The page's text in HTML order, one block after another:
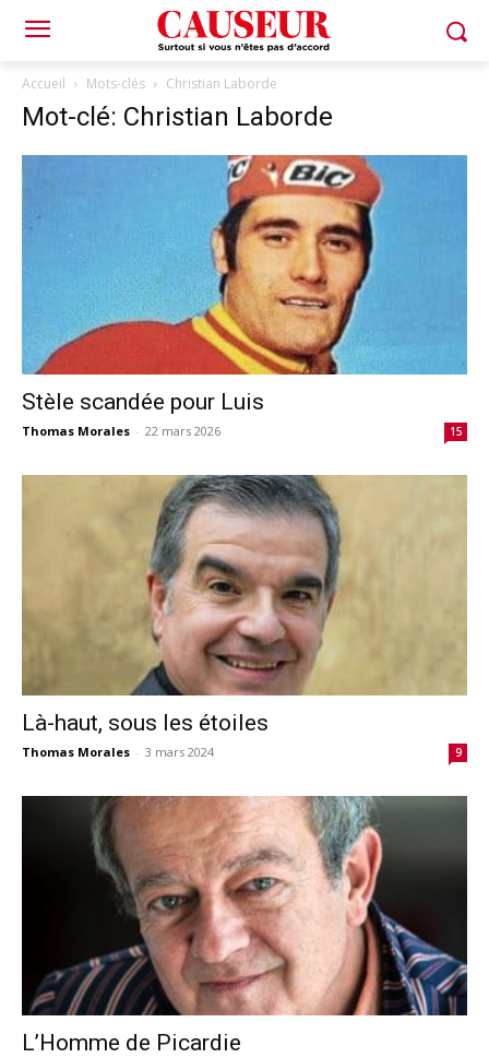
Accueil Mots-clés Christian Laborde
Mot-clé: Christian Laborde
Stèle scandée pour Luis
Thomas Morales - 22 mars 2026 15
Là-haut, sous les étoiles
Thomas Morales - 3 mars 2024 9
L’Homme de Picardie